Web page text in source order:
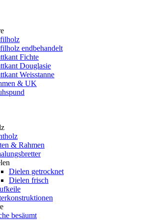
endbehandelt
Fichte
Douglasie
Weisstanne
& UK
& Rahmen
Dielen getrocknet
Dielen frisch
besäumt